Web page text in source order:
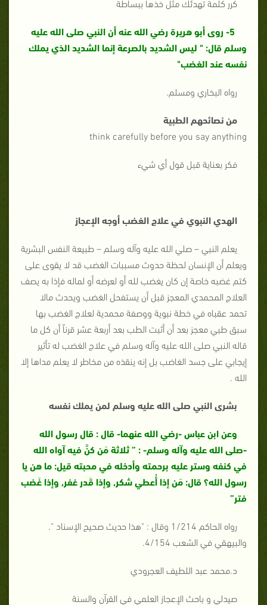
5- روى أبو هريرة رضي الله عنه أن النبي صلى الله عليه
وسلم قال: " ليس الشديد بالصرعة إنما الشديد الذي يملك
نفسه عند الغضب"
رواه البخاري ومسلم.
من نصائحهم الطبية
think carefully before you say anything
فكر بعناية قبل قول أي شيء
الهدي النبوي في علاج الغضب أوجه الإعجاز
يعلم النبي – صلي الله عليه وآله وسلم – طبيعة النفس البشرية
ويعلم أن الإنسان لحظة حدوث مسببات الغضب قد لا يقوى على
كتم غضبه خاصة إن كان يغضب لله أو لعرضه أو لماله فإذا به يصف
العلاج المحمدي المعجز قبل أن يستفحل الغضب ويحدث مالا
تحمد عقباه في خطة نبوية ووصفة محمدية لعلاج الغضب بها
سبق طبي معجز بعد أن أثبت الطب بعد أربعة عشر قرناً أن كل ما
قاله النبي صلى الله عليه وآله وسلم في علاج الغضب له تأثير
إيجابي على جسد الغاضب بل إنه ينقذه من مخاطر لا يعلم مداها إلا
الله .
بشرى النبي صلى الله عليه وسلم لمن يملك نفسه
وعن ابن عباس -رضي الله عنهما- قال : قال رسول الله
-صلى الله عليه وآله وسلم- : ” ثلاثة مَن كنَّ فيه آواه الله
في كنفه وستر عليه برحمته وأدخله في محبته قيل: ما هن يا
رسول الله؟ قال: مَن إذا أُعطي شكر, وإذا قَدر غفر, وإذا غَضب
فتر”
رواه الحاكم 1/214 وقال : "هذا حديث صحيح الإسناد ".
والبيهقي في الشعب 4/154.
د.محمد عبد اللطيف العجرودي
صيدلي و باحث الإعجاز العلمي في القرآن والسنة